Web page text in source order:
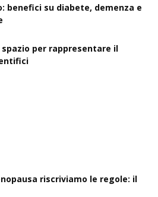
benefici su diabete, demenza e
per rappresentare il
riscriviamo le regole: il